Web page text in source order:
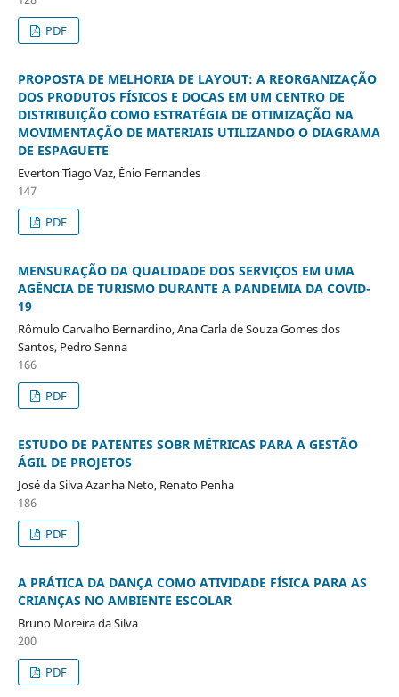
PDF
PROPOSTA DE MELHORIA DE LAYOUT: A REORGANIZAÇÃO
DOS PRODUTOS FÍSICOS E DOCAS EM UM CENTRO DE
DISTRIBUIÇÃO COMO ESTRATÉGIA DE OTIMIZAÇÃO NA
MOVIMENTAÇÃO DE MATERIAIS UTILIZANDO O DIAGRAMA
DE ESPAGUETE
Everton Tiago Vaz, Ênio Fernandes
147
PDF
MENSURAÇÃO DA QUALIDADE DOS SERVIÇOS EM UMA
AGÊNCIA DE TURISMO DURANTE A PANDEMIA DA COVID-
19
Rômulo Carvalho Bernardino, Ana Carla de Souza Gomes dos
Santos, Pedro Senna
166
PDF
ESTUDO DE PATENTES SOBR MÉTRICAS PARA A GESTÃO
ÁGIL DE PROJETOS
José da Silva Azanha Neto, Renato Penha
186
PDF
A PRÁTICA DA DANÇA COMO ATIVIDADE FÍSICA PARA AS
CRIANÇAS NO AMBIENTE ESCOLAR
Bruno Moreira da Silva
200
PDF